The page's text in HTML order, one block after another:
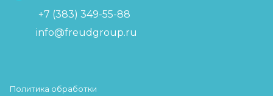
+7 (383) 349-55-88
info@freudgroup.ru
Политика обработки